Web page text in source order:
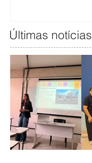
Últimas notícias